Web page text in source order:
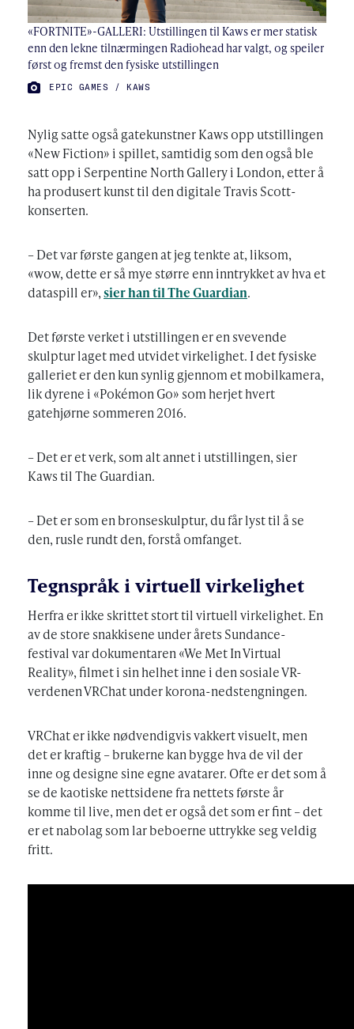
«FORTNITE»-GALLERI: Utstillingen til Kaws er mer statisk
enn den lekne tilnærmingen Radiohead har valgt, og speiler
først og fremst den fysiske utstillingen
FOTO:
EPIC GAMES / KAWS
Nylig satte også gatekunstner Kaws opp utstillingen
«New Fiction» i spillet, samtidig som den også ble
satt opp i Serpentine North Gallery i London, etter å
ha produsert kunst til den digitale Travis Scott-
konserten.
– Det var første gangen at jeg tenkte at, liksom,
«wow, dette er så mye større enn inntrykket av hva et
dataspill er»,sier han til The Guardian.
Det første verket i utstillingen er en svevende
skulptur laget med utvidet virkelighet. I det fysiske
galleriet er den kun synlig gjennom et mobilkamera,
lik dyrene i «Pokémon Go» som herjet hvert
gatehjørne sommeren 2016.
– Det er et verk, som alt annet i utstillingen, sier
Kaws til The Guardian.
– Det er som en bronseskulptur, du får lyst til å se
den, rusle rundt den, forstå omfanget.
Tegnspråk i virtuell virkelighet
Herfra er ikke skrittet stort til virtuell virkelighet. En
av de store snakkisene under årets Sundance-
festival var dokumentaren «We Met In Virtual
Reality», filmet i sin helhet inne i den sosiale VR-
verdenen VRChat under korona-nedstengningen.
VRChat er ikke nødvendigvis vakkert visuelt, men
det er kraftig – brukerne kan bygge hva de vil der
inne og designe sine egne avatarer. Ofte er det som å
se de kaotiske nettsidene fra nettets første år
komme til live, men det er også det som er fint – det
er et nabolag som lar beboerne uttrykke seg veldig
fritt.